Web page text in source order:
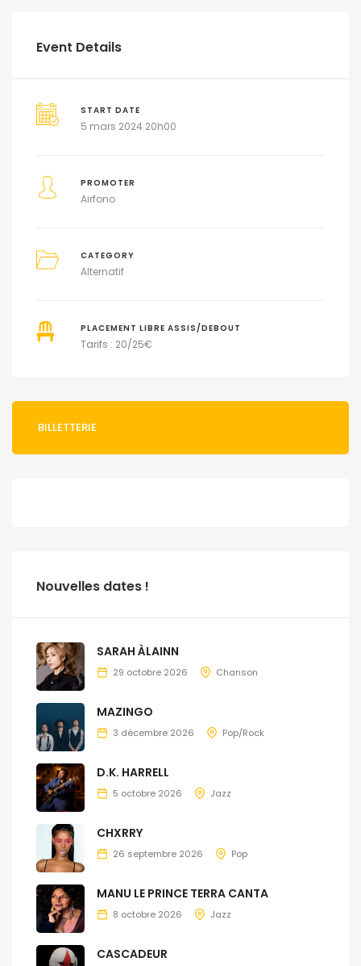
Event Details
START DATE
5 mars 2024 20h00
PROMOTER
Airfono
CATEGORY
Alternatif
PLACEMENT LIBRE ASSIS/DEBOUT
Tarifs : 20/25€
BILLETTERIE
Nouvelles dates !
SARAH ÀLAINN
29 octobre 2026 Chanson
MAZINGO
3 décembre 2026 Pop/Rock
D.K. HARRELL
5 octobre 2026 Jazz
CHXRRY
26 septembre 2026 Pop
MANU LE PRINCE TERRA CANTA
8 octobre 2026 Jazz
CASCADEUR